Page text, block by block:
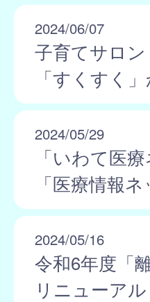
2024/06/07
子育てサロン
「すくすく
2024/05/29
「いわて医
「医療情報
2024/05/16
令和6年度「
リニューアル